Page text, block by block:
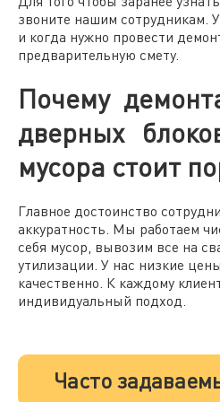
звоните нашим сотрудникам.
и когда нужно провести
предварительную смету.
Почему
дверных
мусора стоит
Главное достоинство
аккуратность. Мы работаем
себя мусор, вывозим все на
утилизации. У нас низкие
качественно. К каждому
индивидуальный подход.
Часто